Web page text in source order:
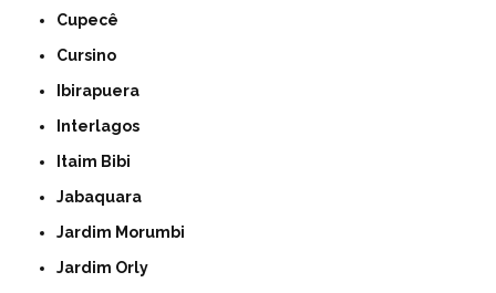
Cupecê
Cursino
Ibirapuera
Interlagos
Itaim Bibi
Jabaquara
Jardim Morumbi
Jardim Orly